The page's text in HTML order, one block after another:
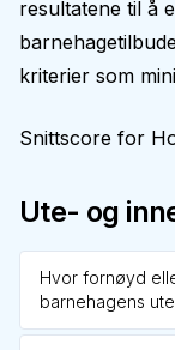
resultatene til å
kriterier som
Snittscore for
Ute- og
Hvor fornøyd
barnehagens